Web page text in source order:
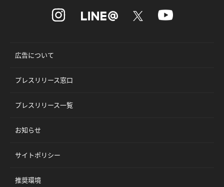
広告について
プレスリリース窓口
プレスリリース一覧
お知らせ
サイトポリシー
推奨環境